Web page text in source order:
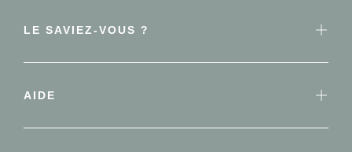
LE SAVIEZ-VOUS ?
AIDE